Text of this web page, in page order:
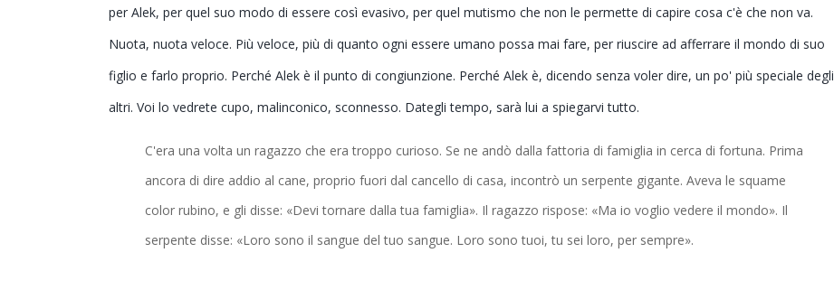
per Alek, per quel suo modo di essere così evasivo, per quel mutismo che non le permette di capire cosa c'è che non va.
Nuota, nuota veloce. Più veloce, più di quanto ogni essere umano possa mai fare, per riuscire ad afferrare il mondo di suo
figlio e farlo proprio. Perché Alek è il punto di congiunzione. Perché Alek è, dicendo senza voler dire, un po' più speciale degli
altri. Voi lo vedrete cupo, malinconico, sconnesso. Dategli tempo, sarà lui a spiegarvi tutto.
C'era una volta un ragazzo che era troppo curioso. Se ne andò dalla fattoria di famiglia in cerca di fortuna. Prima
ancora di dire addio al cane, proprio fuori dal cancello di casa, incontrò un serpente gigante. Aveva le squame
color rubino, e gli disse: «Devi tornare dalla tua famiglia». Il ragazzo rispose: «Ma io voglio vedere il mondo». Il
serpente disse: «Loro sono il sangue del tuo sangue. Loro sono tuoi, tu sei loro, per sempre».